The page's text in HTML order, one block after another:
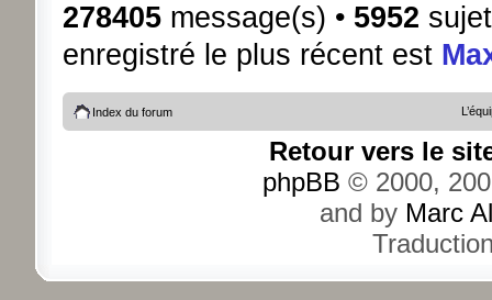
278405message(s) • 5952
enregistré le plus récent est
Index du forum
Retour vers le
phpBB © 2000,
and by Marc